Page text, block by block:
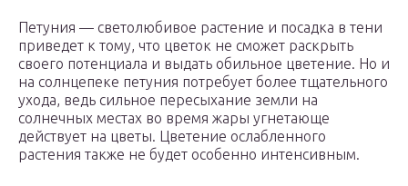
Петуния — светолюбивое растение и посадка в тени
приведет к тому, что цветок не сможет раскрыть
своего потенциала и выдать обильное цветение. Но и
на солнцепеке петуния потребует более тщательного
ухода, ведь сильное пересыхание земли на
солнечных местах во время жары угнетающе
действует на цветы. Цветение ослабленного
растения также не будет особенно интенсивным.